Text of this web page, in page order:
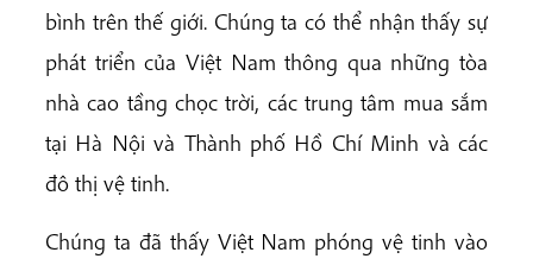
bình trên thế giới. Chúng ta có thể nhận thấy sự
phát triển của Việt Nam thông qua những tòa
nhà cao tầng chọc trời, các trung tâm mua sắm
tại Hà Nội và Thành phố Hồ Chí Minh và các
đô thị vệ tinh.
Chúng ta đã thấy Việt Nam phóng vệ tinh vào